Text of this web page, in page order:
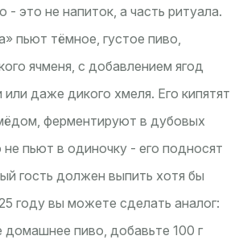
- это не напиток, а часть ритуала.
пьют тёмное, густое пиво,
ячменя, с добавлением ягод
или даже дикого хмеля. Его кипятят
ферментируют в дубовых
пьют в одиночку - его подносят
гость должен выпить хотя бы
году вы можете сделать аналог:
домашнее пиво, добавьте 100 г